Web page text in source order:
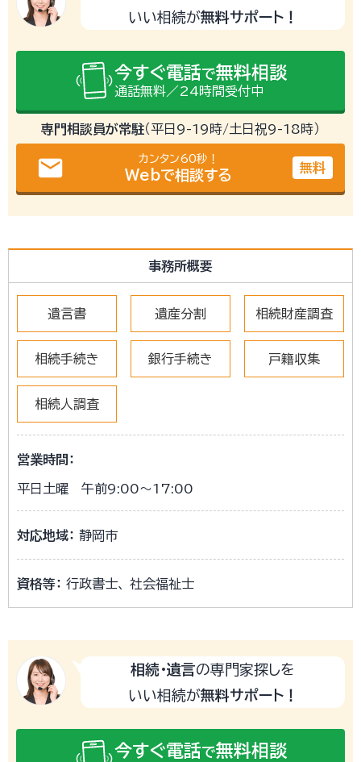
いい相続が無料サポート！
今すぐ電話で無料相談
通話無料／24時間受付中
専門相談員が常駐（平日9-19時/土日祝9-18時）
email カンタン60秒！
Webで相談する 無料
事務所概要
遺言書 遺産分割 相続財産調査
相続手続き 銀行手続き 戸籍収集
相続人調査
営業時間：
平日土曜 午前9:00～17:00
対応地域： 静岡市
資格等： 行政書士、 社会福祉士
相続・遺言の専門家探しを
いい相続が無料サポート！
今すぐ電話で無料相談